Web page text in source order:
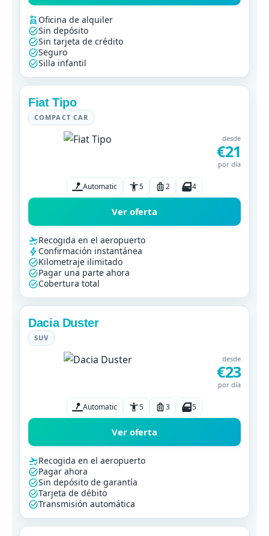
Oficina de alquiler
Sin depósito
Sin tarjeta de crédito
Seguro
Silla infantil
Fiat Tipo
COMPACT CAR
desde
€21
por día
Automatic 5 2 4
Ver oferta
Recogida en el aeropuerto
Confirmación instantánea
Kilometraje ilimitado
Pagar una parte ahora
Cobertura total
Dacia Duster
SUV
desde
€23
por día
Automatic 5 3 5
Ver oferta
Recogida en el aeropuerto
Pagar ahora
Sin depósito de garantía
Tarjeta de débito
Transmisión automática